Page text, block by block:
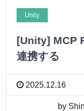
Unity
[Unity] MCP
連携する
2025.12.16
by